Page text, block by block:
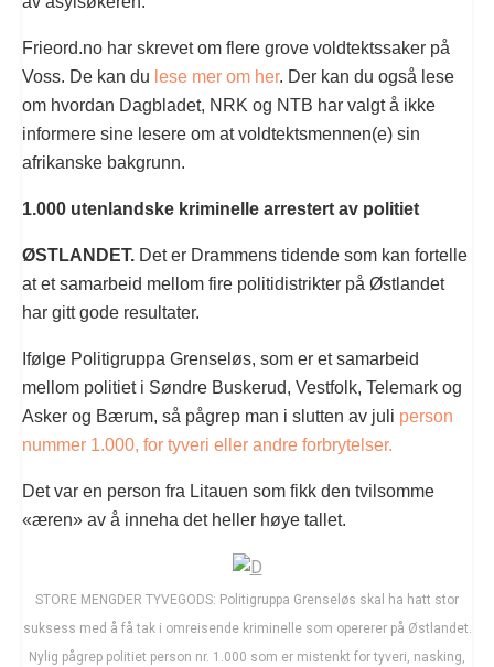
Frieord.no har skrevet om flere grove voldtektssaker på
Voss. De kan du lese mer om her. Der kan du også lese
om hvordan Dagbladet, NRK og NTB har valgt å ikke
informere sine lesere om at voldtektsmennen(e) sin
afrikanske bakgrunn.
1.000 utenlandske kriminelle arrestert av politiet
ØSTLANDET. Det er Drammens tidende som kan fortelle
at et samarbeid mellom fire politidistrikter på Østlandet
har gitt gode resultater.
Ifølge Politigruppa Grenseløs, som er et samarbeid
mellom politiet i Søndre Buskerud, Vestfolk, Telemark og
Asker og Bærum, så pågrep man i slutten av juli person
nummer 1.000, for tyveri eller andre forbrytelser.
Det var en person fra Litauen som fikk den tvilsomme
«æren» av å inneha det heller høye tallet.
STORE MENGDER TYVEGODS: Politigruppa Grenseløs skal ha hatt stor
suksess med å få tak i omreisende kriminelle som opererer på Østlandet.
Nylig pågrep politiet person nr. 1.000 som er mistenkt for tyveri, nasking,